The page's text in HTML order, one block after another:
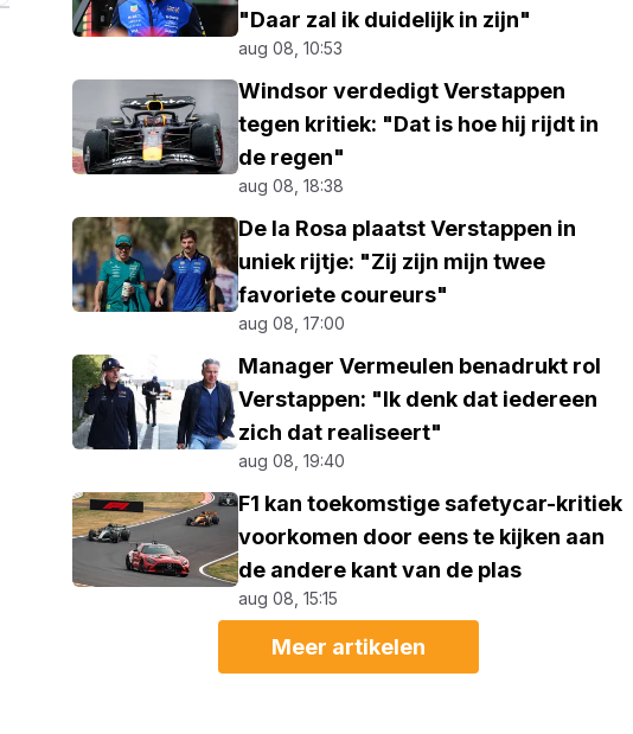
"Daar zal ik duidelijk in zijn"
aug 08, 10:53
Windsor verdedigt Verstappen
tegen kritiek: "Dat is hoe hij rijdt in
de regen"
aug 08, 18:38
De la Rosa plaatst Verstappen in
uniek rijtje: "Zij zijn mijn twee
favoriete coureurs"
aug 08, 17:00
Manager Vermeulen benadrukt rol
Verstappen: "Ik denk dat iedereen
zich dat realiseert"
aug 08, 19:40
F1 kan toekomstige safetycar-kritiek
voorkomen door eens te kijken aan
de andere kant van de plas
aug 08, 15:15
Meer artikelen